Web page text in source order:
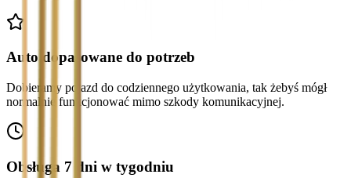
Auto dopasowane do potrzeb
Dobieramy pojazd do codziennego użytkowania, tak żebyś mógł
normalnie funkcjonować mimo szkody komunikacyjnej.
Obsługa 7 dni w tygodniu